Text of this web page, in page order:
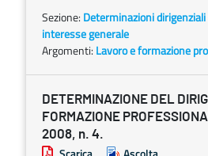
Sezione: Determinazioni
interesse generale
Argomenti: Lavoro e formazione
DETERMINAZIONE DEL
FORMAZIONE
2008, n. 4.